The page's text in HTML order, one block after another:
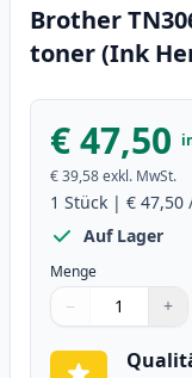
Brother
toner (Ink
€ 47,50
€ 39,58exkl. MwSt.
1 Stück | € 47,50
Auf Lager
Menge
Verwenden Sie
− +
1